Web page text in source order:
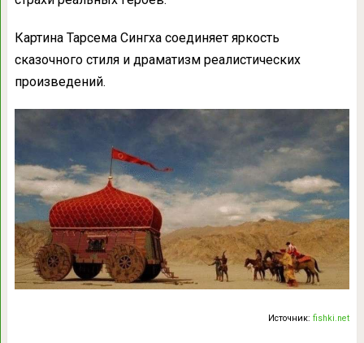
Картина Тарсема Сингха соединяет яркость
сказочного стиля и драматизм реалистических
произведений.
Источник:fishki.net